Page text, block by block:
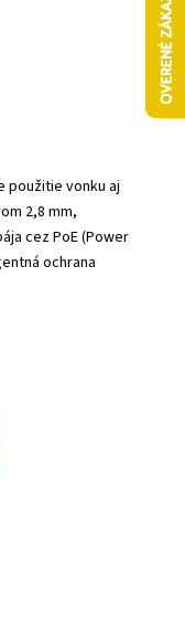
použitie vonku aj
2,8 mm,
cez PoE (Power
ochrana